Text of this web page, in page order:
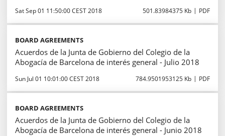
Sat Sep 01 11:50:00 CEST 2018 501.83984375 Kb PDF
BOARD AGREEMENTS
Acuerdos de la Junta de Gobierno del Colegio de la
Abogacía de Barcelona de interés general - Julio 2018
Sun Jul 01 10:01:00 CEST 2018 784.9501953125 Kb PDF
BOARD AGREEMENTS
Acuerdos de la Junta de Gobierno del Colegio de la
Abogacía de Barcelona de interés general - Junio 2018